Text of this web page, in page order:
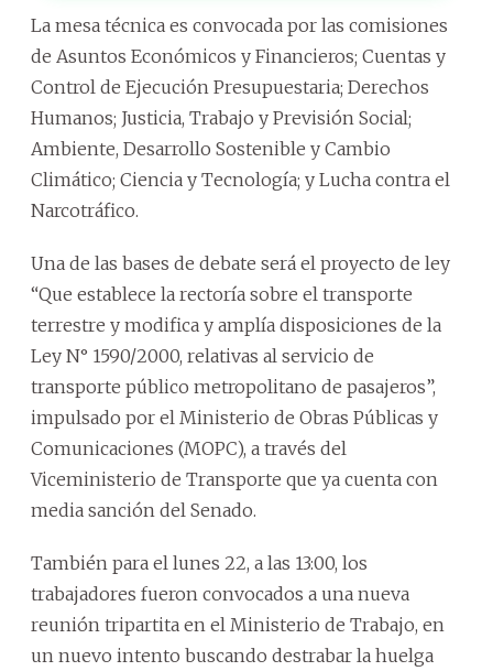
La mesa técnica es convocada por las comisiones
de Asuntos Económicos y Financieros; Cuentas y
Control de Ejecución Presupuestaria; Derechos
Humanos; Justicia, Trabajo y Previsión Social;
Ambiente, Desarrollo Sostenible y Cambio
Climático; Ciencia y Tecnología; y Lucha contra el
Narcotráfico.
Una de las bases de debate será el proyecto de ley
“Que establece la rectoría sobre el transporte
terrestre y modifica y amplía disposiciones de la
Ley N° 1590/2000, relativas al servicio de
transporte público metropolitano de pasajeros”,
impulsado por el Ministerio de Obras Públicas y
Comunicaciones (MOPC), a través del
Viceministerio de Transporte que ya cuenta con
media sanción del Senado.
También para el lunes 22, a las 13:00, los
trabajadores fueron convocados a una nueva
reunión tripartita en el Ministerio de Trabajo, en
un nuevo intento buscando destrabar la huelga